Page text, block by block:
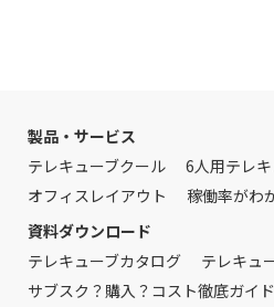
製品・サービス
テレキューブクール
6人用テレ
オフィスレイアウト
稼働率がわ
資料ダウンロード
テレキューブカタログ
テレキュ
サブスク？購入？コスト徹底ガイド